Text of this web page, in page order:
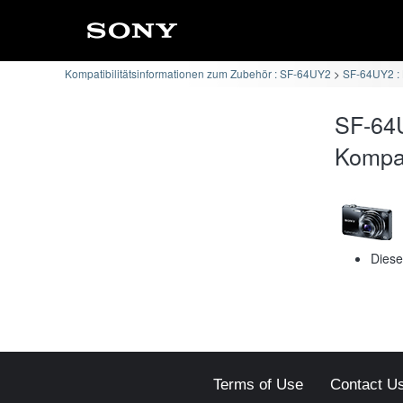
Kompatibilitätsinformationen zum Zubehör : SF-64UY2 SF-64UY2
SF-
Terms of Use Contact